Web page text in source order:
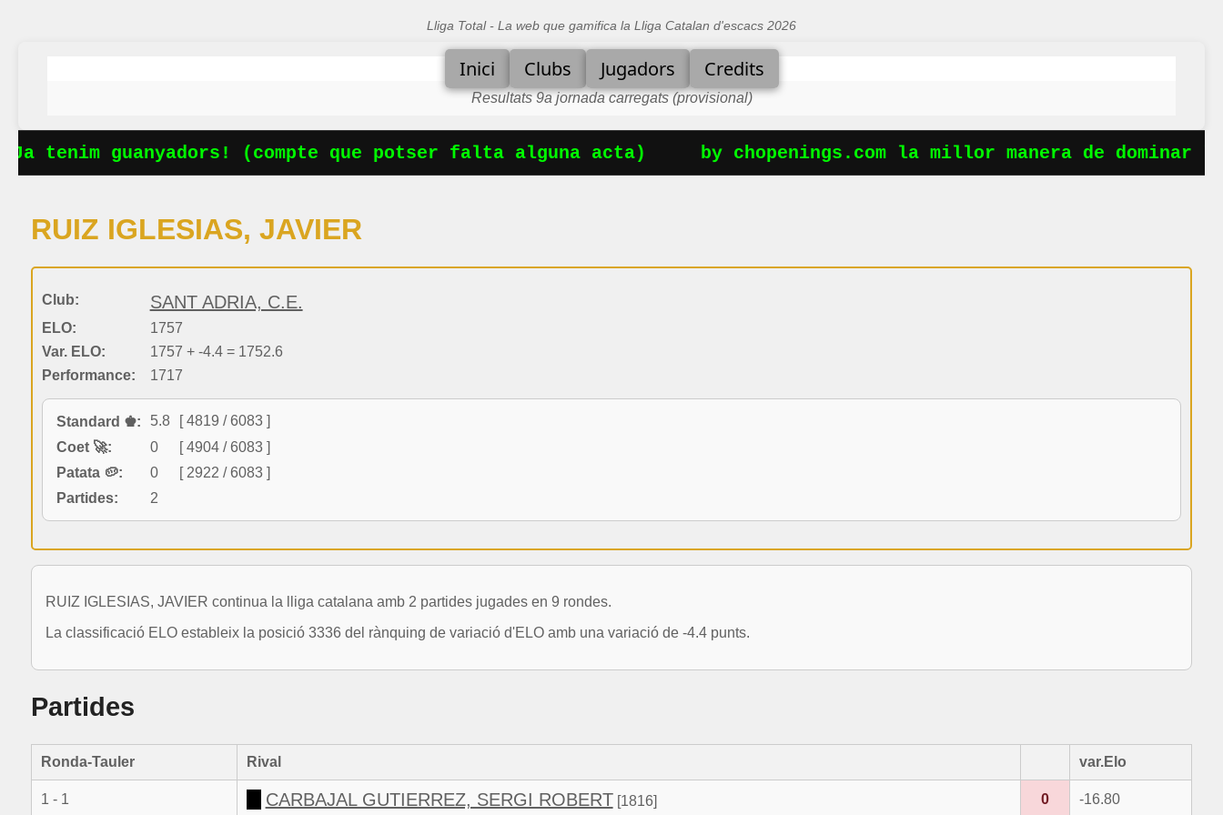
Lliga Total - La web que gamifica la Lliga Catalan d'escacs 2026
Inici Clubs Jugadors Credits
Resultats 9a jornada carregats (provisional)
tenim guanyadors! (compte que potser falta alguna acta) by chopenings.com la millor manera de dominar
RUIZ IGLESIAS, JAVIER
Club: SANT ADRIA, C.E.
ELO:
1757
Var. ELO:
1757 + -4.4 = 1752.6
Performance:
1717
Standard ♚: 5.8
[ 4819 / 6083 ]
Coet 🚀:
0
[ 4904 / 6083 ]
Patata 🥔:
0
[ 2922 / 6083 ]
Partides:
2
RUIZ IGLESIAS, JAVIER continua la lliga catalana amb 2 partides jugades en 9 rondes.
La classificació ELO estableix la posició 3336 del rànquing de variació d'ELO amb una variació de -4.4 punts.
Partides
Ronda-Tauler Rival var.Elo
1 - 1 CARBAJAL GUTIERREZ, SERGI ROBERT [1816] 0 -16.80